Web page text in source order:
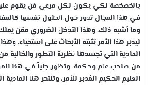
بالخصخصة لكي يكون لكل مرعى مَن يقوم
في هذا المجال تدور حول الحلول نفسها
وما أشبه ذلك. وهذا التدخل الضروري ممَن
ليدبر هذا الأمر تثبته الأبحاث على استحياء.
المادية التي تجسدها نظرية التطور والخالية
من صاحب علم وحكمة، وتظهر جلياً في هذا
العليم الحكيم المُدبر للأمر، وتنتحر هنا المادية